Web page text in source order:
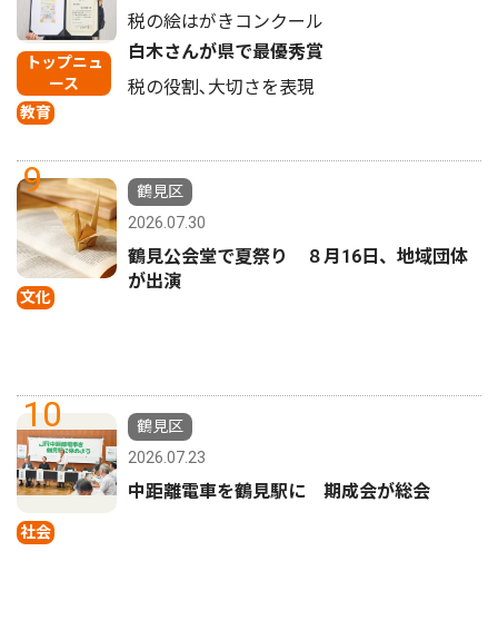
トップニュ
ース
教育
税の絵はがきコンクール
白木さんが県で最優秀賞
税の役割､大切さを表現
9
文化
鶴見区
2026.07.30
鶴見公会堂で夏祭り ８月16日、地域団体
が出演
10
社会
鶴見区
2026.07.23
中距離電車を鶴見駅に 期成会が総会